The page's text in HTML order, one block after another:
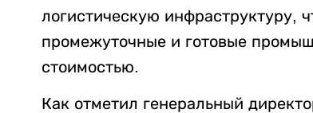
логистическую инфраструктуру,
промежуточные и готовые
стоимостью.
Как отметил генеральный